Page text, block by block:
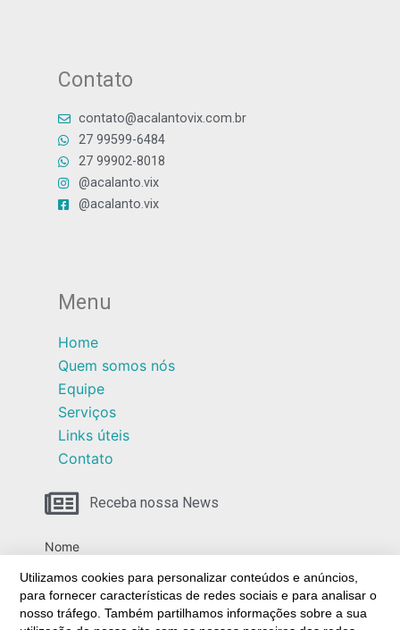
Contato
contato@acalantovix.com.br
27 99599-6484
27 99902-8018
@acalanto.vix
@acalanto.vix
Menu
Home
Quem somos nós
Equipe
Serviços
Links úteis
Contato
Receba nossa News
Nome
Email
Utilizamos cookies para personalizar conteúdos e anúncios,
para fornecer características de redes sociais e para analisar o
nosso tráfego. Também partilhamos informações sobre a sua